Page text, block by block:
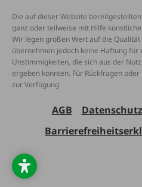
Die auf dieser Website
ganz oder teilweise mit Hilfe
Wir legen großen Wert auf die
übernehmen jedoch keine Haftung für
Unstimmigkeiten, die sich aus der
ergeben könnten. Für Rückfragen
zur Verfügung
AGB Datenschutz